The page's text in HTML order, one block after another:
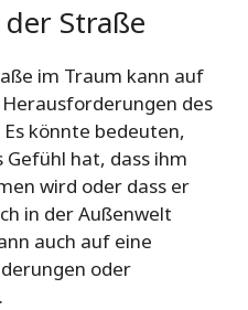
Straße
im Traum kann auf
des
könnte bedeuten,
Gefühl hat, dass ihm
wird oder dass er
in der Außenwelt
auch auf eine
oder